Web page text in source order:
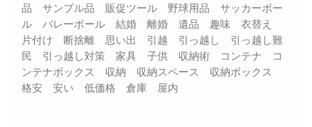
品 サンプル品 販促ツール 野球用品 サッカーボー
ル バレーボール 結婚 離婚 遺品 趣味 衣替え
片付け 断捨離 思い出 引越 引っ越し 引っ越し難
民 引っ越し対策 家具 子供 収納術 コンテナ コ
ンテナボックス 収納 収納スペース 収納ボックス
格安 安い 低価格 倉庫 屋内